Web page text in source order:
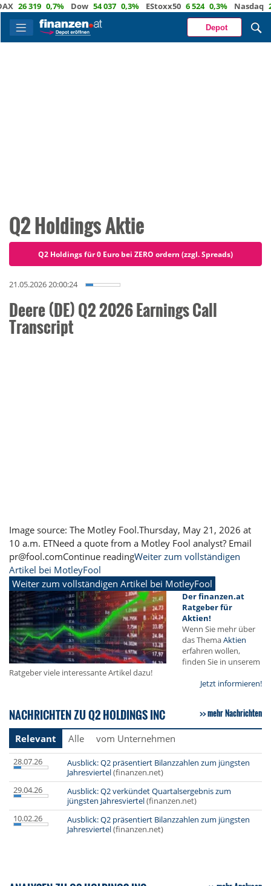
26 319 0,7% Dow 54 037 0,3% EStoxx50 6 524 0,3% Nasdaq 29
Depot
Q2 Holdings Aktie
Q2 Holdings für 0 Euro bei ZERO ordern (zzgl. Spreads)
21.05.2026 20:00:24
Deere (DE) Q2 2026 Earnings Call
Transcript
Image source: The Motley Fool.Thursday, May 21, 2026 at
10 a.m. ETNeed a quote from a Motley Fool analyst? Email
pr@fool.comContinue readingWeiter zum vollständigen
Artikel bei MotleyFool
Weiter zum vollständigen Artikel bei MotleyFool
Der finanzen.at
Ratgeber für
Aktien!
Wenn Sie mehr über
das ThemaAktien
erfahren wollen,
finden Sie in unserem
Ratgeber viele interessante Artikel dazu!
Jetzt informieren!
NACHRICHTEN ZU Q2 HOLDINGS INC mehr Nachrichten
Relevant Alle vom Unternehmen
28.07.26
Ausblick: Q2 präsentiert Bilanzzahlen zum jüngsten
Jahresviertel(finanzen.net)
29.04.26
Ausblick: Q2 verkündet Quartalsergebnis zum
jüngsten Jahresviertel(finanzen.net)
10.02.26
Ausblick: Q2 präsentiert Bilanzzahlen zum jüngsten
Jahresviertel(finanzen.net)